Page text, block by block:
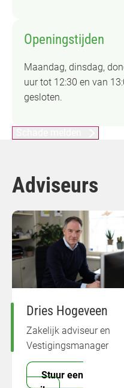
Openingstijden
Maandag, dinsdag,
uur tot 12:30 en van
gesloten.
Adviseurs
Dries Hogeveen
Zakelijk adviseur en
Vestigingsmanager
Stuur een